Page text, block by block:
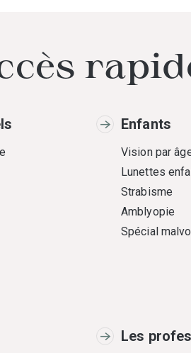
Enfants
Vision par
Lunettes
Strabisme
Amblyopie
Spécial
Les